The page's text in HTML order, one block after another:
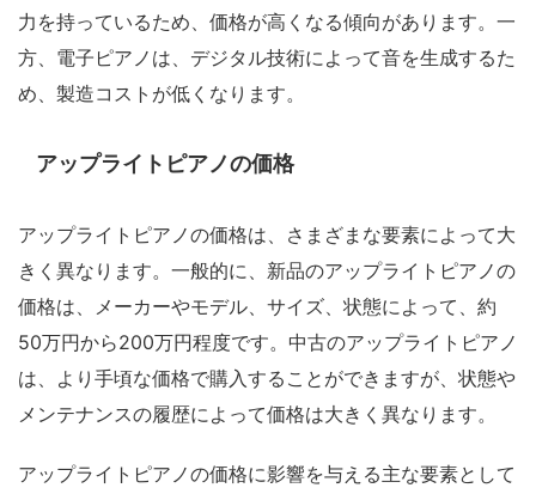
力を持っているため、価格が高くなる傾向があります。一
方、電子ピアノは、デジタル技術によって音を生成するた
め、製造コストが低くなります。
アップライトピアノの価格
アップライトピアノの価格は、さまざまな要素によって大
きく異なります。一般的に、新品のアップライトピアノの
価格は、メーカーやモデル、サイズ、状態によって、約
50万円から200万円程度です。中古のアップライトピアノ
は、より手頃な価格で購入することができますが、状態や
メンテナンスの履歴によって価格は大きく異なります。
アップライトピアノの価格に影響を与える主な要素として